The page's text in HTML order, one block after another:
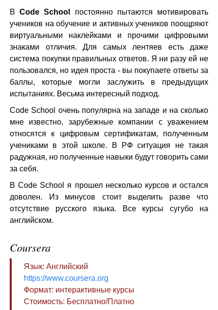
ВCode School
постоянно пытаются мотивировать
учеников на обучение и активных учеников поощряют
виртуальными наклейками и прочими цифровыми
знаками отличия. Для самых лентяев есть даже
система покупки правильных ответов. Я ни разу ей не
пользовался, но идея проста - вы покупаете ответы за
баллы, которые могли заслужить в предыдущих
испытаниях. Весьма интересный подход.
Code School очень популярна на западе и на сколько
мне известно, зарубежные компании с уважением
относятся к цифровым сертификатам, полученным
учениками в этой школе. В РФ ситуация не такая
радужная, но полученные навыки будут говорить сами
за себя.
В Code School я прошел несколько курсов и остался
доволен. Из минусов стоит выделить разве что
отсутствие русского языка. Все курсы сугубо на
английском.
Coursera
Язык: Английский
https://www.coursera.org
Формат: интерактивные курсы
Стоимость: Бесплатно/Платно